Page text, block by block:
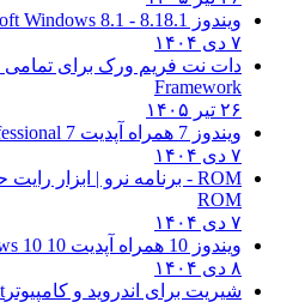
ویندوز 8.18.1 - Microsoft Windows 8.1
دات نت فریم ورک برای تمامی
Framework
ویندوز 7 همراه آپدیت 7 SP1
ROM - برنامه نرو | ابزار رایت حرفه ای و
ROM
ویندوز 10 همراه آپدیت 10 22H2
10
شیریت برای اندروید و کامپیوتر